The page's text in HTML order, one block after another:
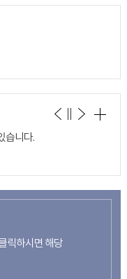
습니다.
릭하시면 해당